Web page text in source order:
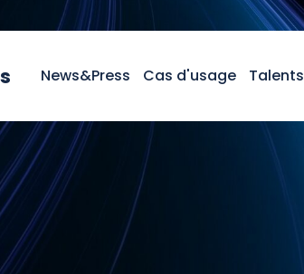
News&Press Cas d'usage Talents